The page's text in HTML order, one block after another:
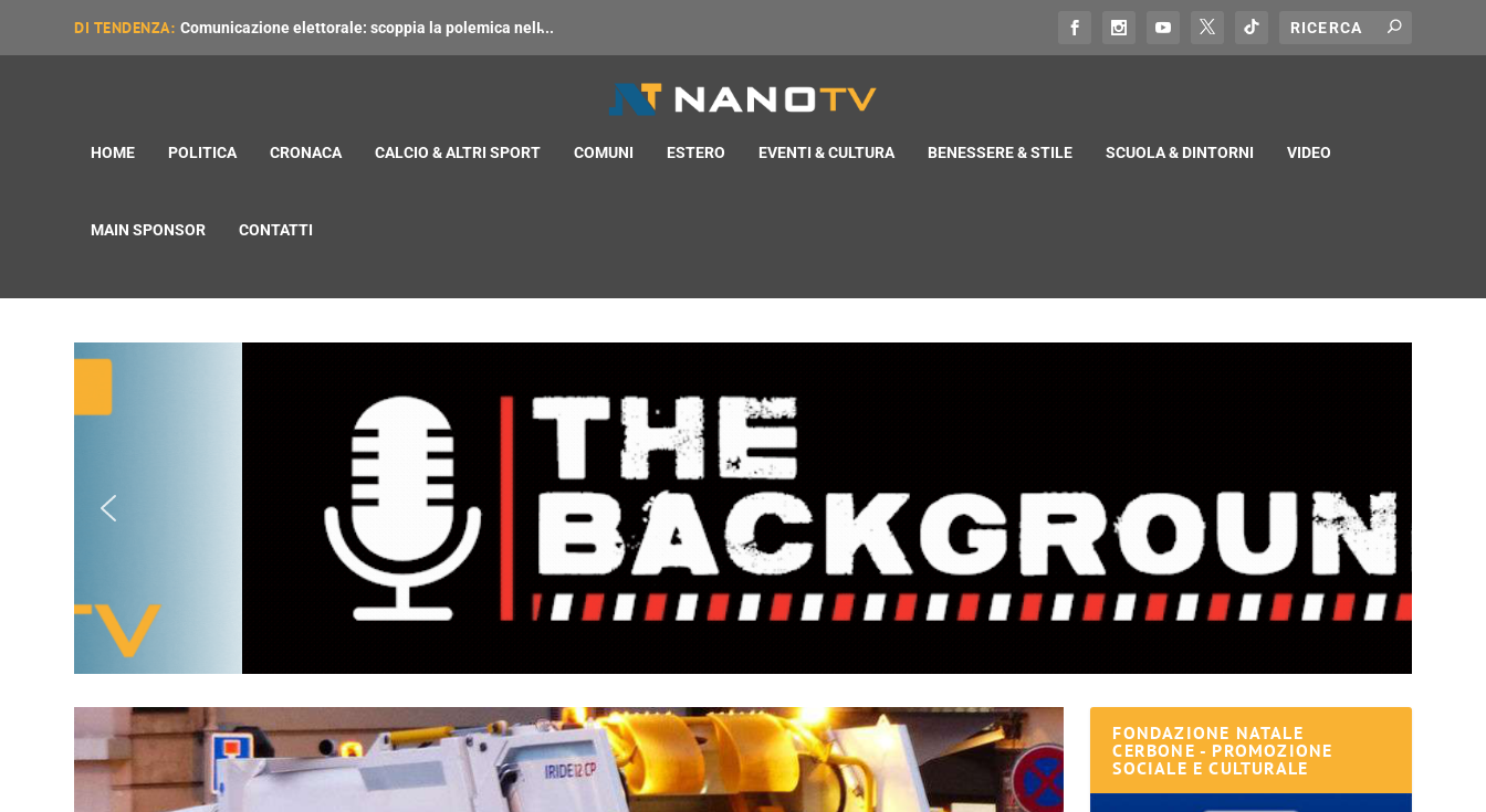
DI TENDENZA: Comunicazione elettorale: scoppia la polemica nell̵...
HOME POLITICA CRONACA CALCIO & ALTRI SPORT COMUNI ESTERO EVENTI & CULTURA BENESSERE & STILE SCUOLA & DINTORNI VIDEO
MAIN SPONSOR CONTATTI
FONDAZIONE NATALE
CERBONE - PROMOZIONE
SOCIALE E CULTURALE